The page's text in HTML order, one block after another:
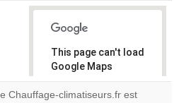
This page can't load
Google Maps
correctly.
Chauffage-climatiseurs.fr est